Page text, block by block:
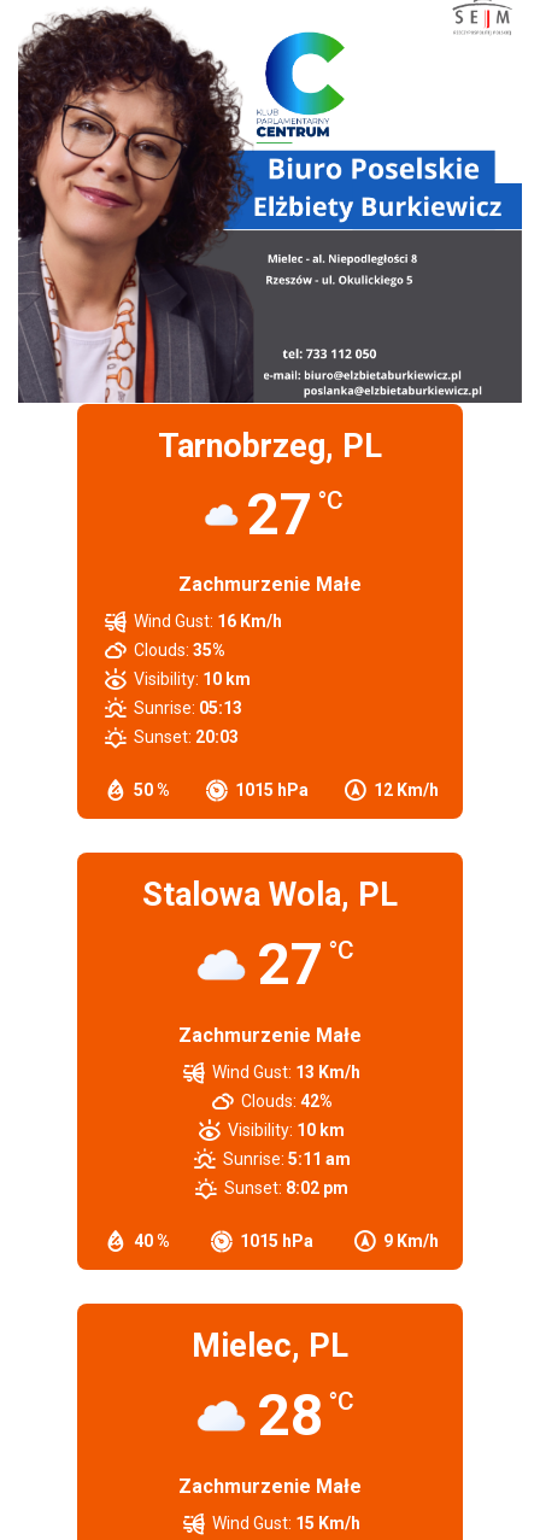
Tarnobrzeg, PL
27 °C
Zachmurzenie Małe
50 % 1015 hPa 12 Km/h
Wind Gust: 16 Km/h
Clouds: 35%
Visibility: 10 km
Sunrise: 05:13
Sunset: 20:03
Stalowa Wola, PL
27 °C
Zachmurzenie Małe
40 % 1015 hPa 9 Km/h
Wind Gust: 13 Km/h
Clouds: 42%
Visibility: 10 km
Sunrise: 5:11 am
Sunset: 8:02 pm
Mielec, PL
28 °C
Zachmurzenie Małe
Wind Gust: 15 Km/h